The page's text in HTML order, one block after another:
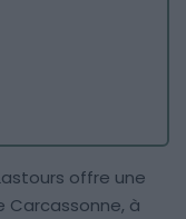
offre une
à